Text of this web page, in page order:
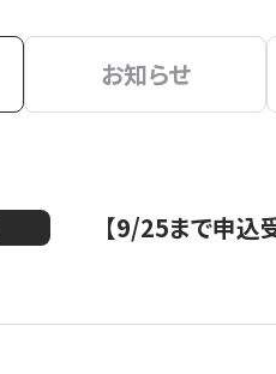
お知らせ
【9/25まで申込